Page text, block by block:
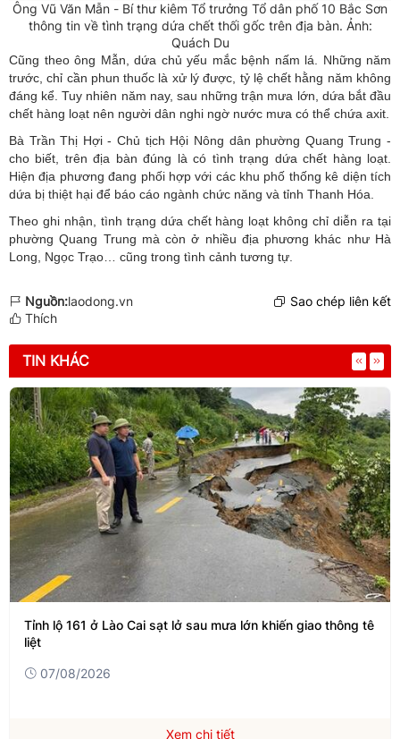
Ông Vũ Văn Mẫn - Bí thư kiêm Tổ trưởng Tổ dân phố 10 Bắc Sơn
thông tin về tình trạng dứa chết thối gốc trên địa bàn. Ảnh:
Quách Du
Cũng theo ông Mẫn, dứa chủ yếu mắc bệnh nấm lá. Những năm
trước, chỉ cần phun thuốc là xử lý được, tỷ lệ chết hằng năm không
đáng kể. Tuy nhiên năm nay, sau những trận mưa lớn, dứa bắt đầu
chết hàng loạt nên người dân nghi ngờ nước mưa có thể chứa axit.
Bà Trần Thị Hợi - Chủ tịch Hội Nông dân phường Quang Trung -
cho biết, trên địa bàn đúng là có tình trạng dứa chết hàng loạt.
Hiện địa phương đang phối hợp với các khu phố thống kê diện tích
dứa bị thiệt hại để báo cáo ngành chức năng và tỉnh Thanh Hóa.
Theo ghi nhận, tình trạng dứa chết hàng loạt không chỉ diễn ra tại
phường Quang Trung mà còn ở nhiều địa phương khác như Hà
Long, Ngọc Trạo… cũng trong tình cảnh tương tự.
Nguồn:laodong.vn
Sao chép liên kết
Thích
TIN KHÁC
Tỉnh lộ 161 ở Lào Cai sạt lở sau mưa lớn khiến giao thông tê
liệt
07/08/2026
Xem chi tiết